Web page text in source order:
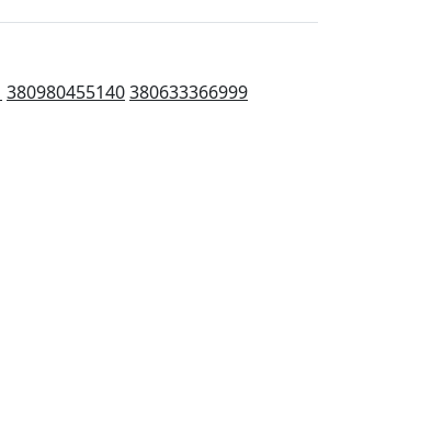
380980455140380633366999